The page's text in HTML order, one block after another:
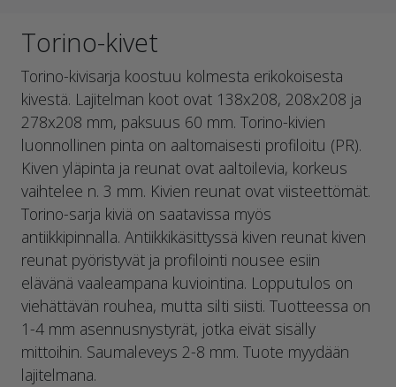
Torino-kivet
Torino-kivisarja koostuu kolmesta erikokoisesta
kivestä. Lajitelman koot ovat 138x208, 208x208 ja
278x208 mm, paksuus 60 mm. Torino-kivien
luonnollinen pinta on aaltomaisesti profiloitu (PR).
Kiven yläpinta ja reunat ovat aaltoilevia, korkeus
vaihtelee n. 3 mm. Kivien reunat ovat viisteettömät.
Torino-sarja kiviä on saatavissa myös
antiikkipinnalla. Antiikkikäsittyssä kiven reunat kiven
reunat pyöristyvät ja profilointi nousee esiin
elävänä vaaleampana kuviointina. Lopputulos on
viehättävän rouhea, mutta silti siisti. Tuotteessa on
1-4 mm asennusnystyrät, jotka eivät sisälly
mittoihin. Saumaleveys 2-8 mm. Tuote myydään
lajitelmana.